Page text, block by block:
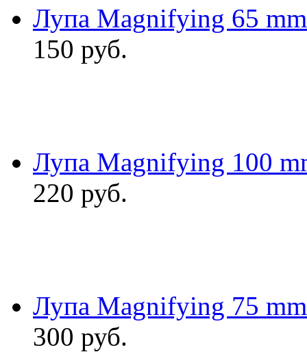
Лупа Magnifying 65 mm
150 руб.
Лупа Magnifying 100
220 руб.
Лупа Magnifying 75
300 руб.